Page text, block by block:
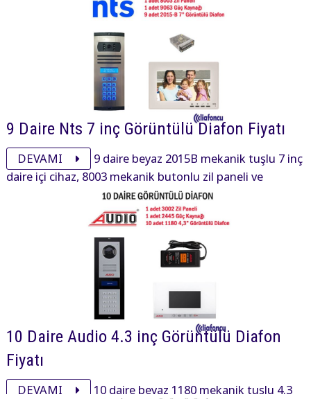
aksesuarı ile görüntülü diafon paketi 34140₺ dir.
9 Daire Nts 7 inç Görüntülü Diafon Fiyatı
DEVAMI
9 daire beyaz 2015B mekanik tuşlu 7 inç
daire içi cihaz, 8003 mekanik butonlu zil paneli ve
aksesuarı ile görüntülü diafon paketi 23720₺ dir.
10 Daire Audio 4.3 inç Görüntülü Diafon
Fiyatı
DEVAMI
10 daire beyaz 1180 mekanik tuşlu 4.3